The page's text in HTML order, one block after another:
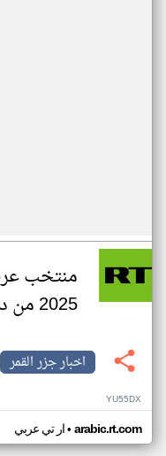
منتخب
2025 من دور المجموعات
اخبار جزر القمر
YU55DX
ار تي عربي• arabic.rt.com